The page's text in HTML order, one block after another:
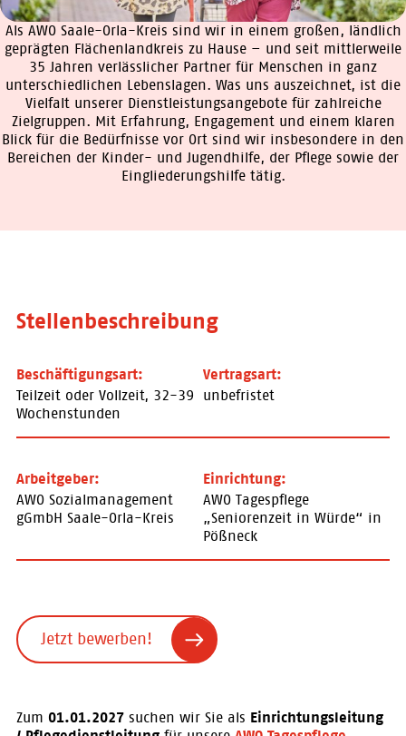
Als AWO Saale-Orla-Kreis sind wir in einem großen, ländlich
geprägten Flächenlandkreis zu Hause – und seit mittlerweile
35 Jahren verlässlicher Partner für Menschen in ganz
unterschiedlichen Lebenslagen. Was uns auszeichnet, ist die
Vielfalt unserer Dienstleistungsangebote für zahlreiche
Zielgruppen. Mit Erfahrung, Engagement und einem klaren
Blick für die Bedürfnisse vor Ort sind wir insbesondere in den
Bereichen der Kinder- und Jugendhilfe, der Pflege sowie der
Eingliederungshilfe tätig.
Stellenbeschreibung
Beschäftigungsart:
Teilzeit oder Vollzeit, 32-39
Wochenstunden
Vertragsart:
unbefristet
Arbeitgeber:
AWO Sozialmanagement
gGmbH Saale-Orla-Kreis
Einrichtung:
AWO Tagespflege
„Seniorenzeit in Würde“ in
Pößneck
Jetzt bewerben!
Zum 01.01.2027 suchen wir Sie als Einrichtungsleitung